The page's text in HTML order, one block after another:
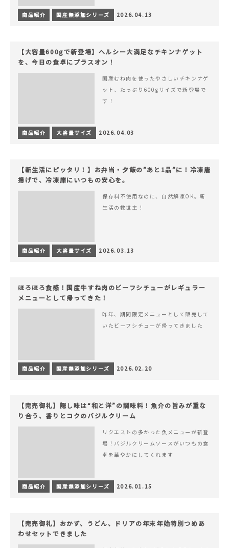
商品紹介 国産無添加シリーズ 2026.04.13
【大容量600gで新登場】ヘルシー大満足なチキンナゲット
を、今日の食卓にプラスオン！
国産むね肉を使ったやさしいチキンナゲ
ット、たっぷり600gサイズで新登場で
す！
商品紹介 大容量サイズ 2026.04.03
【新生活にピッタリ！】お弁当・夕飯の”あと1品”に！冷凍唐
揚げで、冷凍庫にいつもの安心を。
保存料不使用なのに、自然解凍OK。新
生活の救世主！
商品紹介 大容量サイズ 2026.03.13
ほろほろ食感！国産牛すね肉のビーフシチューがレギュラー
メニューとして帰ってきた！
昨年、期間限定メニューとして販売して
いたビーフシチューが帰ってきました
商品紹介 国産無添加シリーズ 2026.02.20
【完売御礼】隠し味は“和と洋”の調味料！魚介の旨みが重な
り合う、香りとコクのバジルクリーム
リクエストの多かった魚メニューが新登
場！バジルクリームソースがいつもの食
卓を華やかにしてくれます
商品紹介 国産無添加シリーズ 2026.01.15
【完売御礼】おかず、うどん、ドリアの年末年始特別つめあ
わせセットできました